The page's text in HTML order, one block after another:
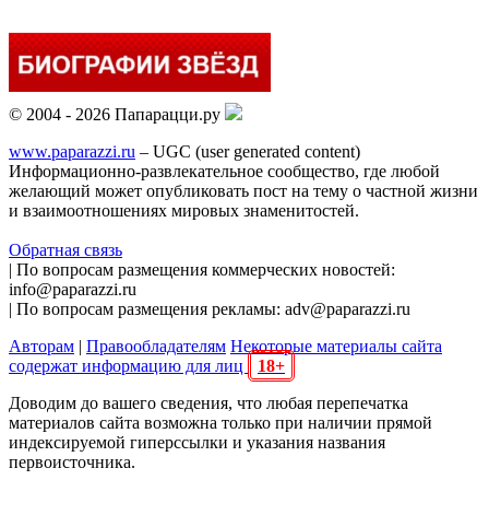
© 2004 - 2026 Папарацци.ру
www.paparazzi.ru – UGC (user generated content)
Информационно-развлекательное сообщество, где любой
желающий может опубликовать пост на тему о частной жизни
и взаимоотношениях мировых знаменитостей.
Обратная связь
| По вопросам размещения коммерческих новостей:
info@paparazzi.ru
| По вопросам размещения рекламы: adv@paparazzi.ru
Авторам | Правообладателям Некоторые материалы сайта
содержат информацию для лиц
18+
Доводим до вашего сведения, что любая перепечатка
материалов сайта возможна только при наличии прямой
индексируемой гиперссылки и указания названия
первоисточника.